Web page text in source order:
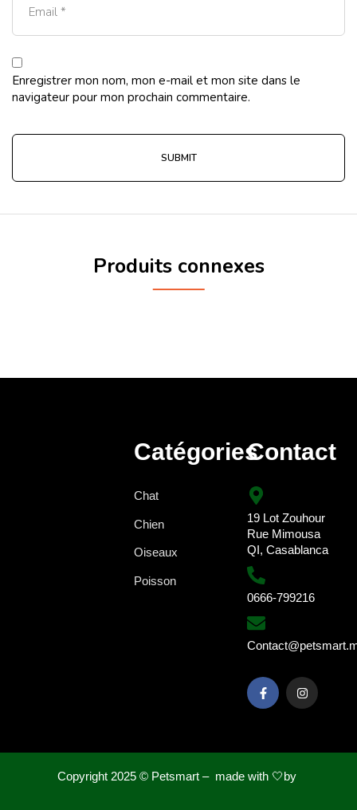
Enregistrer mon nom, mon e-mail et mon site dans le
navigateur pour mon prochain commentaire.
Produits connexes
Catégories
Chat
Chien
Oiseaux
Poisson
Contact
19 Lot Zouhour
Rue Mimousa
QI, Casablanca
0666-799216
Copyright 2025 © Petsmart – made with 🤍by